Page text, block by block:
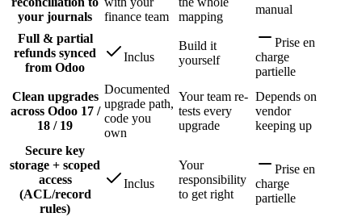
your journals
finance team
mapping
manual
Full & partial
refunds synced
from Odoo
Inclus
Build it
yourself
Prise en
charge
partielle
Clean upgrades
across Odoo 17 /
18 / 19
Documented
upgrade path,
code you
own
Your team re-
tests every
upgrade
Depends on
vendor
keeping up
Secure key
storage + scoped
access
(ACL/record
rules)
Inclus
Your
responsibility
to get right
Prise en
charge
partielle